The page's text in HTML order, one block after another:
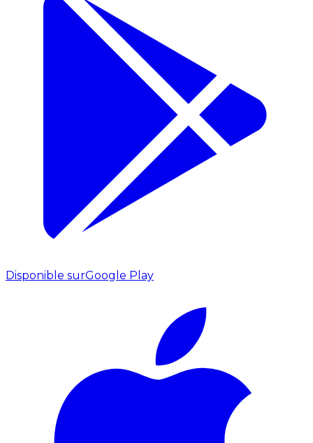
Disponible surGoogle Play